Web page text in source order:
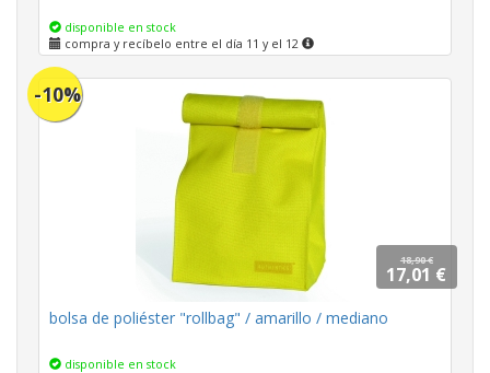
disponible en stock
compra y recíbelo entre el día 11 y el 12
-10%
18,90 €
17,01 €
bolsa de poliéster "rollbag" / amarillo / mediano
disponible en stock